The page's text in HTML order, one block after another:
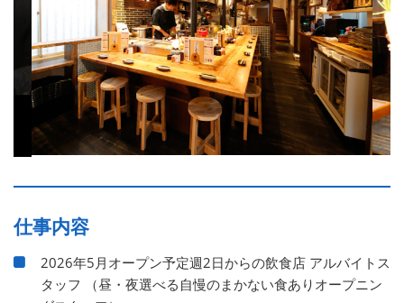
仕事内容
2026年5月オープン予定週2日からの飲食店 アルバイトス
タッフ （昼・夜選べる自慢のまかない食ありオープニン